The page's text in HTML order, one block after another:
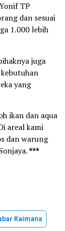
TP
dan sesuai
1.000 lebih
juga
yang
ikan dan aqua
areal kami
dan warung
***
Kaimana